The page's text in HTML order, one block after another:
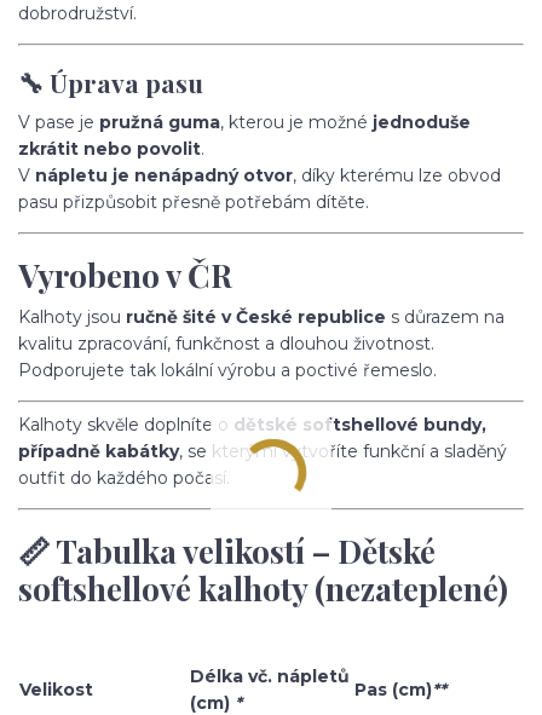
dobrodružství.
🔧 Úprava pasu
V pase je pružná guma, kterou je možné jednoduše
zkrátit nebo povolit.
V nápletu je nenápadný otvor, díky kterému lze obvod
pasu přizpůsobit přesně potřebám dítěte.
Vyrobeno v ČR
Kalhoty jsou ručně šité v České republice s důrazem na
kvalitu zpracování, funkčnost a dlouhou životnost.
Podporujete tak lokální výrobu a poctivé řemeslo.
Kalhoty skvěle doplníte o dětské softshellové bundy,
případně kabátky, se kterými vytvoříte funkční a sladěný
outfit do každého počasí.
📏 Tabulka velikostí – Dětské
softshellové kalhoty (nezateplené)
Velikost
Délka vč. nápletů
(cm) *
Pas (cm)**